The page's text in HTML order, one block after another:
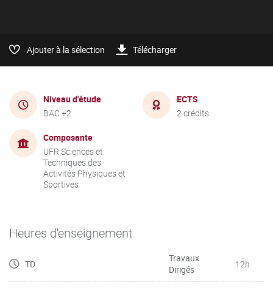
Ajouter à la sélection Télécharger
Niveau d'étude
BAC +2
ECTS
2 crédits
Composante
UFR Sciences et
Techniques des
Activités Physiques et
Sportives
Heures d'enseignement
TD
Travaux
Dirigés
12h